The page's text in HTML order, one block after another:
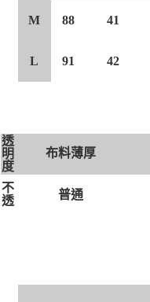
M 88 41
L 91 42
透
明
度
布料薄厚
不
透
普通